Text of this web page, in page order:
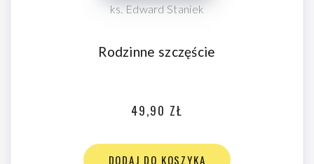
ks. Edward Staniek
Rodzinne szczęście
49,90 ZŁ
DODAJ DO KOSZYKA